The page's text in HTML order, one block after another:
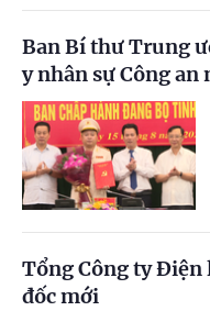
Ban Bí thư Trung
y nhân sự Công an
Tổng Công ty Điện
đốc mới